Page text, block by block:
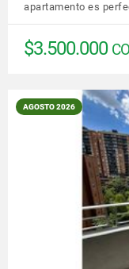
apartamento es
$3.500.000
AGOSTO 2026